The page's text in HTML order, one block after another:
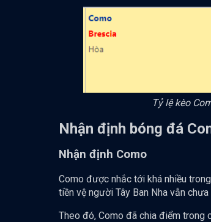
Tỷ lệ kèo
Nhận định bóng đá
Nhận định Como
Como được nhắc tới khá nhiều
tiền vệ người Tây Ban Nha vẫn
Theo đó, Como đã chia điểm trong